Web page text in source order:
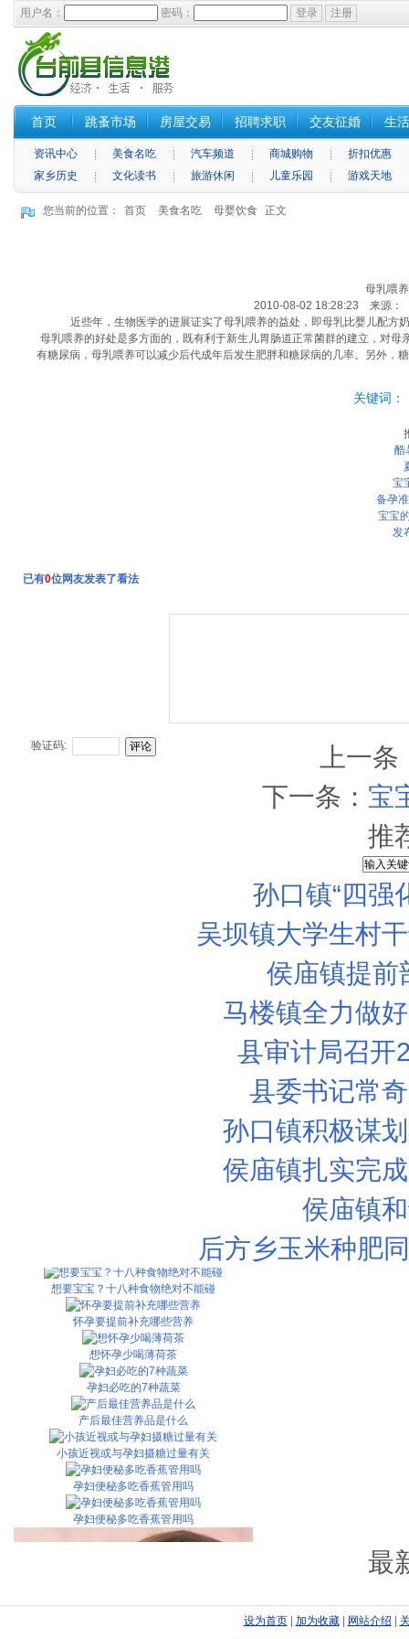
用户名： 密码：
首页 跳蚤市场 房屋交易 招聘求职 交友征婚 生
资讯中心 美食名吃 汽车频道 商城购物
折扣优惠
家乡历史
文化读书 旅游休闲 儿童乐园 游戏天地
您当前的位置： 首页 美食名吃 母婴饮食 正文
母乳喂
2010-08-02 18:28:23 来源：
近些年，生物医学的进展证实了母乳喂养的益处，即母乳比婴儿配方
母乳喂养的好处是多方面的，既有利于新生儿胃肠道正常菌群的建立，对母
有糖尿病，母乳喂养可以减少后代成年后发生肥胖和糖尿病的几率。另外，
关键词：
酷
宝
备孕
宝宝
发
已有0位网友发表了看法
验证码:
上一条
下一条： 宝
推
孙口镇“四强
吴坝镇大学生村
侯庙镇提前
马楼镇全力做
县审计局召开
县委书记常
孙口镇积极谋
侯庙镇扎实完
侯庙镇
后方乡玉米种肥
宝宝的聪明大脑是“喂”出来的
研究指出24种食物宝宝不能吃
想要宝宝？十八种食物绝对不能碰
怀孕要提前补充哪些营养
想怀孕少喝薄荷茶
孕妇必吃的7种蔬菜
产后最佳营养品是什么
小孩近视或与孕妇摄糖过量有关
孕妇便秘多吃香蕉管用吗
孕妇便秘多吃香蕉管用吗
最
设为首页| 加为收藏| 网站介绍 |